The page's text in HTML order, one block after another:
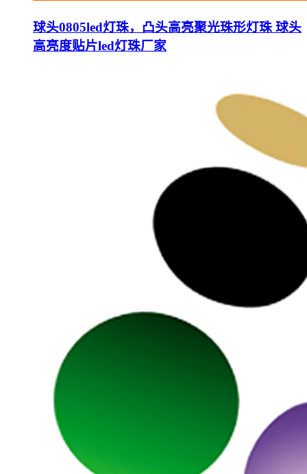
球头0805led灯珠，凸头高亮聚光珠形灯珠 球头
高亮度贴片led灯珠厂家